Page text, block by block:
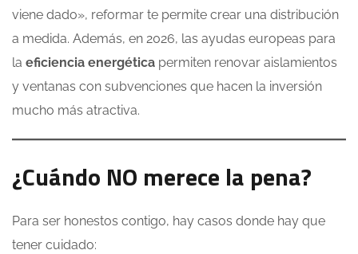
viene dado», reformar te permite crear una distribución
a medida. Además, en 2026, las ayudas europeas para
la eficiencia energética permiten renovar aislamientos
y ventanas con subvenciones que hacen la inversión
mucho más atractiva.
¿Cuándo NO merece la pena?
Para ser honestos contigo, hay casos donde hay que
tener cuidado: